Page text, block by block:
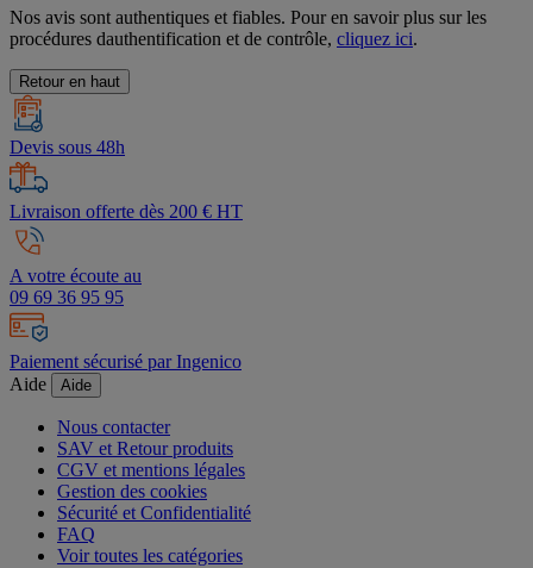
Nos avis sont authentiques et fiables. Pour en savoir plus sur les
procédures dauthentification et de contrôle, cliquez ici.
Retour en haut
Devis sous 48h
Livraison offerte dès 200 € HT
A votre écoute au
09 69 36 95 95
Paiement sécurisé par Ingenico
Aide
Aide
Nous contacter
SAV et Retour produits
CGV et mentions légales
Gestion des cookies
Sécurité et Confidentialité
FAQ
Voir toutes les catégories